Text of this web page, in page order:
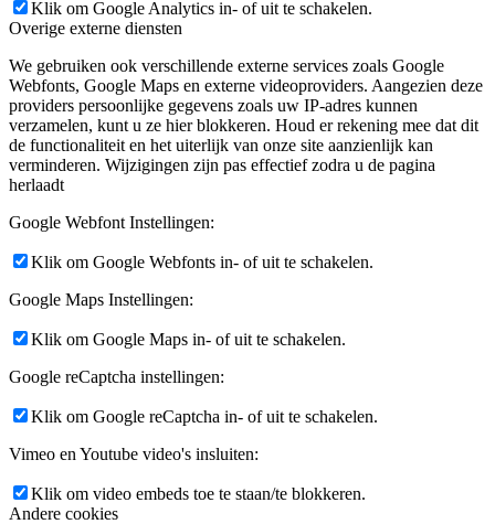
Klik om Google Analytics in- of uit te schakelen.
Overige externe diensten
We gebruiken ook verschillende externe services zoals Google
Webfonts, Google Maps en externe videoproviders. Aangezien deze
providers persoonlijke gegevens zoals uw IP-adres kunnen
verzamelen, kunt u ze hier blokkeren. Houd er rekening mee dat dit
de functionaliteit en het uiterlijk van onze site aanzienlijk kan
verminderen. Wijzigingen zijn pas effectief zodra u de pagina
herlaadt
Google Webfont Instellingen:
Klik om Google Webfonts in- of uit te schakelen.
Google Maps Instellingen:
Klik om Google Maps in- of uit te schakelen.
Google reCaptcha instellingen:
Klik om Google reCaptcha in- of uit te schakelen.
Vimeo en Youtube video's insluiten:
Klik om video embeds toe te staan/te blokkeren.
Andere cookies